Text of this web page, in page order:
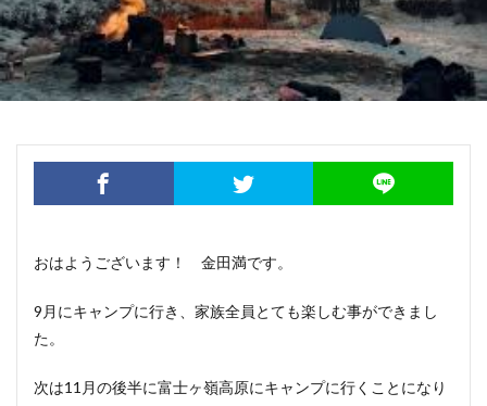
おはようございます！ 金田満です。
9月にキャンプに行き、家族全員とても楽しむ事ができまし
た。
次は11月の後半に富士ヶ嶺高原にキャンプに行くことになり